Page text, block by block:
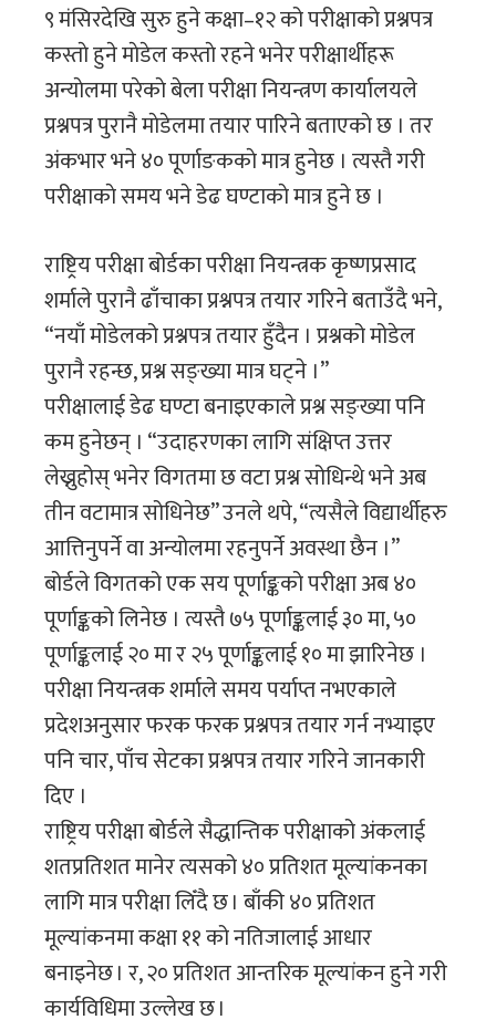
९ मंसिरदेखि सुरु हुने कक्षा–१२ को परीक्षाकाे प्रश्नपत्र
कस्ताे हुने माेडेल कस्ताे रहने भनेर परीक्षार्थीहरू
अन्याेलमा परेकाे बेला परीक्षा नियन्त्रण कार्यालयले
प्रश्नपत्र पुरानै माेडेलमा तयार पारिने बताएकाे छ । तर
अंकभार भने ४० पूर्णाङककाे मात्र हुनेछ । त्यस्तै गरी
परीक्षाकाे समय भने डेढ घण्टाकाे मात्र हुने छ ।
राष्ट्रिय परीक्षा बोर्डका परीक्षा नियन्त्रक कृष्णप्रसाद
शर्माले पुरानै ढाँचाका प्रश्नपत्र तयार गरिने बताउँदै भने,
“नयाँ मोडेलको प्रश्नपत्र तयार हुँदैन । प्रश्नको मोडेल
पुरानै रहन्छ, प्रश्न सङ्ख्या मात्र घट्ने ।”
परीक्षालाई डेढ घण्टा बनाइएकाले प्रश्न सङ्ख्या पनि
कम हुनेछन् । “उदाहरणका लागि संक्षिप्त उत्तर
लेख्नुहोस् भनेर विगतमा छ वटा प्रश्न सोधिन्थे भने अब
तीन वटामात्र सोधिनेछ” उनले थपे, “त्यसैले विद्यार्थीहरु
आत्तिनुपर्ने वा अन्योलमा रहनुपर्ने अवस्था छैन ।”
बोर्डले विगतको एक सय पूर्णाङ्कको परीक्षा अब ४०
पूर्णाङ्कको लिनेछ । त्यस्तै ७५ पूर्णाङ्कलाई ३० मा, ५०
पूर्णाङ्कलाई २० मा र २५ पूर्णाङ्कलाई १० मा झारिनेछ ।
परीक्षा नियन्त्रक शर्माले समय पर्याप्त नभएकाले
प्रदेशअनुसार फरक फरक प्रश्नपत्र तयार गर्न नभ्याइए
पनि चार, पाँच सेटका प्रश्नपत्र तयार गरिने जानकारी
दिए ।
राष्ट्रिय परीक्षा बोर्डले सैद्धान्तिक परीक्षाको अंकलाई
शतप्रतिशत मानेर त्यसको ४० प्रतिशत मूल्यांकनका
लागि मात्र परीक्षा लिँदै छ । बाँकी ४० प्रतिशत
मूल्यांकनमा कक्षा ११ को नतिजालाई आधार
बनाइनेछ । र, २० प्रतिशत आन्तरिक मूल्यांकन हुने गरी
कार्यविधिमा उल्लेख छ ।